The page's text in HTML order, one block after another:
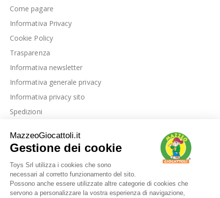
Come pagare
Informativa Privacy
Cookie Policy
Trasparenza
Informativa newsletter
Informativa generale privacy
Informativa privacy sito
Spedizioni
La nostra azienda
Le nostre recensioni
Blog
Dove siamo